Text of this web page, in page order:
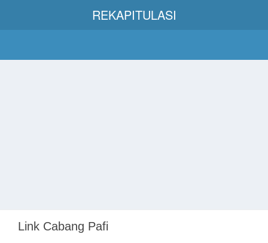
REKAPITULASI
Link Cabang Pafi